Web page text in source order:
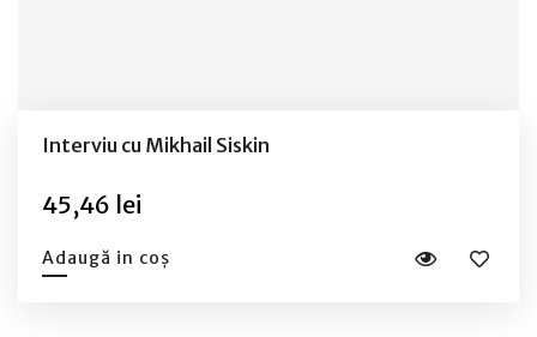
Interviu cu Mikhail Siskin
45,46 lei
Adaugă in coș